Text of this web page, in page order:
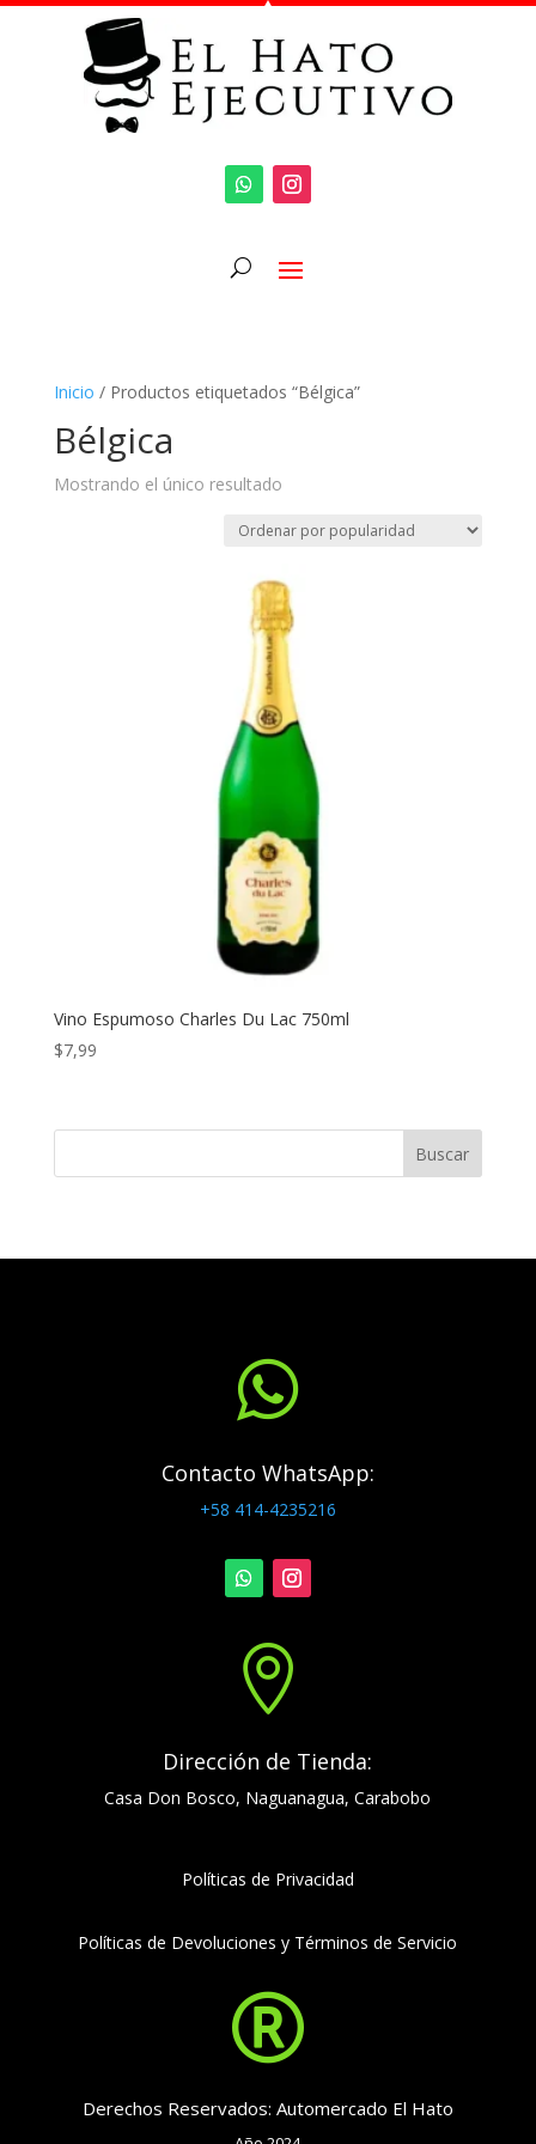
Inicio / Productos etiquetados “Bélgica”
Bélgica
Mostrando el único resultado
Vino Espumoso Charles Du Lac 750ml
$7,99
Buscar

Contacto WhatsApp:
+58 414-4235216

Dirección de Tienda:
Casa Don Bosco, Naguanagua, Carabobo
Políticas de Privacidad
Políticas de Devoluciones y Términos de Servicio

Derechos Reservados: Automercado El Hato